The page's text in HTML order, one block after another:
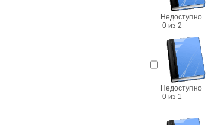
Недоступно
0 из 2
Недоступно
0 из 1